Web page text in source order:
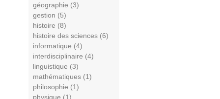
géographie (3)
gestion (5)
histoire (8)
histoire des sciences (6)
informatique (4)
interdisciplinaire (4)
linguistique (3)
mathématiques (1)
philosophie (1)
physique (1)